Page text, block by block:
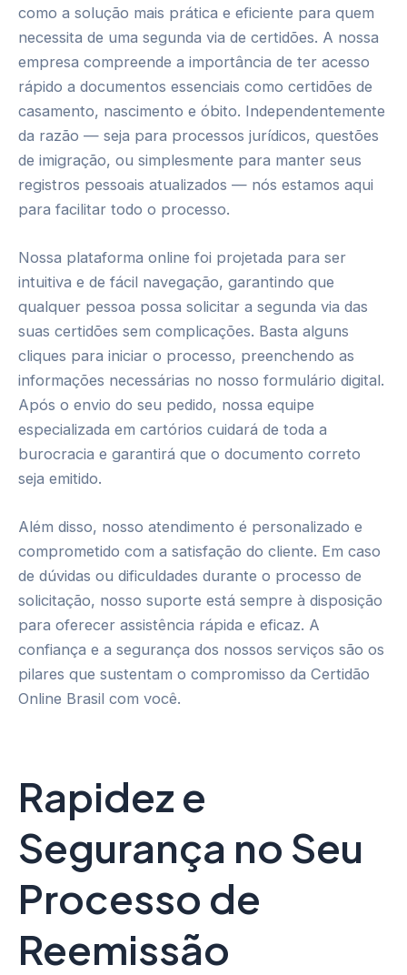
como a solução mais prática e eficiente para quem
necessita de uma segunda via de certidões. A nossa
empresa compreende a importância de ter acesso
rápido a documentos essenciais como certidões de
casamento, nascimento e óbito. Independentemente
da razão — seja para processos jurídicos, questões
de imigração, ou simplesmente para manter seus
registros pessoais atualizados — nós estamos aqui
para facilitar todo o processo.
Nossa plataforma online foi projetada para ser
intuitiva e de fácil navegação, garantindo que
qualquer pessoa possa solicitar a segunda via das
suas certidões sem complicações. Basta alguns
cliques para iniciar o processo, preenchendo as
informações necessárias no nosso formulário digital.
Após o envio do seu pedido, nossa equipe
especializada em cartórios cuidará de toda a
burocracia e garantirá que o documento correto
seja emitido.
Além disso, nosso atendimento é personalizado e
comprometido com a satisfação do cliente. Em caso
de dúvidas ou dificuldades durante o processo de
solicitação, nosso suporte está sempre à disposição
para oferecer assistência rápida e eficaz. A
confiança e a segurança dos nossos serviços são os
pilares que sustentam o compromisso da Certidão
Online Brasil com você.
Rapidez e
Segurança no Seu
Processo de
Reemissão